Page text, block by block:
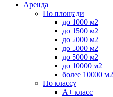
Аренда
По площади
до 1000 м2
до 1500 м2
до 2000 м2
до 3000 м2
до 5000 м2
до 10000 м2
более 10000 м2
По классу
А+ класс